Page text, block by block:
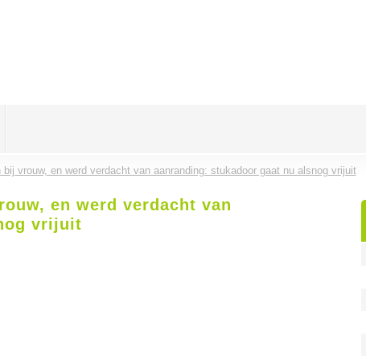
vrouw, en werd verdacht van aanranding: stukadoor gaat nu alsnog vrijuit
en werd verdacht van
vrijuit